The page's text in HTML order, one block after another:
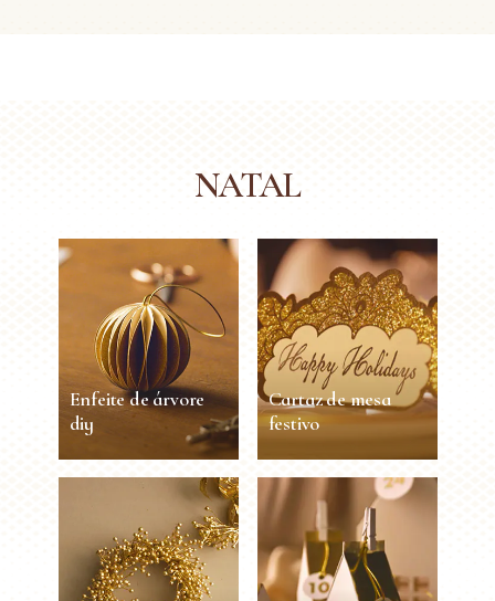
NATAL
Enfeite de árvore
diy
Enfeite de árvore
20 min Médio
Cartaz de mesa
festivo
Cartaz de mesa
festivo
30 min Fácil